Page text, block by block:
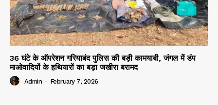
36 घंटे के ऑपरेशन गरियाबंद पुलिस की बड़ी कामयाबी, जंगल में डंप
माओवादियों के हथियारों का बड़ा जखीरा बरामद
Admin - February 7, 2026